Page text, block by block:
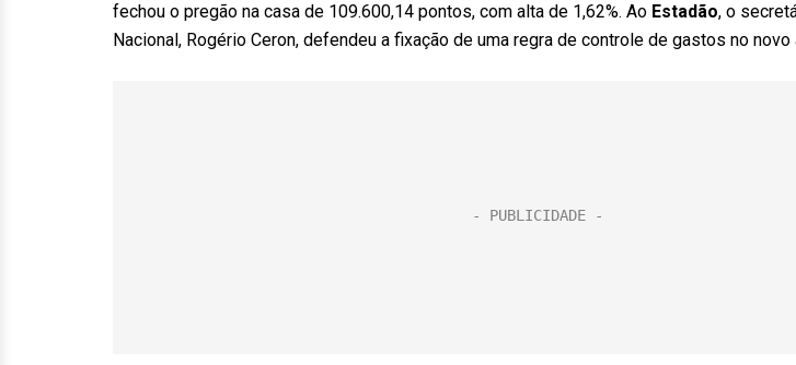
fechou o pregão na casa de 109.600,14 pontos, com alta de 1,62%. Ao Estadão, o
Nacional, Rogério Ceron, defendeu a fixação de uma regra de controle de gastos no